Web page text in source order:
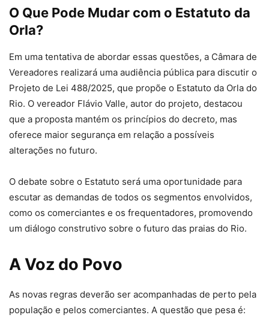
O Que Pode Mudar com o Estatuto da
Orla?
Em uma tentativa de abordar essas questões, a Câmara de
Vereadores realizará uma audiência pública para discutir o
Projeto de Lei 488/2025, que propõe o Estatuto da Orla do
Rio. O vereador Flávio Valle, autor do projeto, destacou
que a proposta mantém os princípios do decreto, mas
oferece maior segurança em relação a possíveis
alterações no futuro.
O debate sobre o Estatuto será uma oportunidade para
escutar as demandas de todos os segmentos envolvidos,
como os comerciantes e os frequentadores, promovendo
um diálogo construtivo sobre o futuro das praias do Rio.
A Voz do Povo
As novas regras deverão ser acompanhadas de perto pela
população e pelos comerciantes. A questão que pesa é: